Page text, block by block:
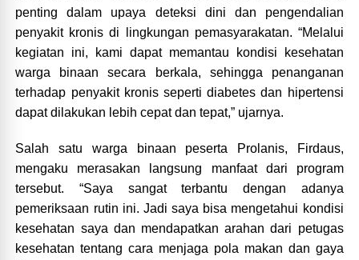
penting dalam upaya deteksi dini dan pengendalian
penyakit kronis di lingkungan pemasyarakatan. “Melalui
kegiatan ini, kami dapat memantau kondisi kesehatan
warga binaan secara berkala, sehingga penanganan
terhadap penyakit kronis seperti diabetes dan hipertensi
dapat dilakukan lebih cepat dan tepat,” ujarnya.
Salah satu warga binaan peserta Prolanis, Firdaus,
mengaku merasakan langsung manfaat dari program
tersebut. “Saya sangat terbantu dengan adanya
pemeriksaan rutin ini. Jadi saya bisa mengetahui kondisi
kesehatan saya dan mendapatkan arahan dari petugas
kesehatan tentang cara menjaga pola makan dan gaya